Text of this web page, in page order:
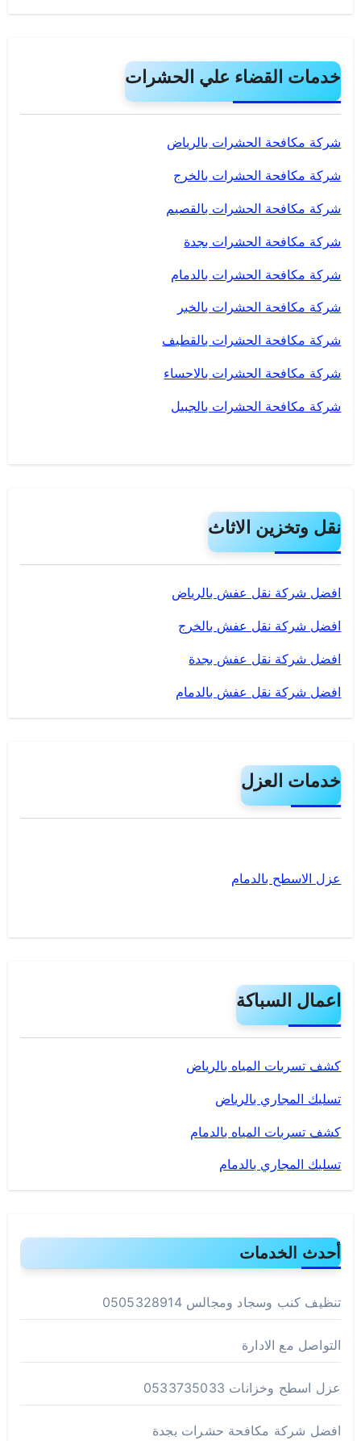
خدمات القضاء علي الحشرات
شركة مكافحة الحشرات بالرياض
شركة مكافحة الحشرات بالخرج
شركة مكافحة الحشرات بالقصيم
شركة مكافحة الحشرات بجدة
شركة مكافحة الحشرات بالدمام
شركة مكافحة الحشرات بالخبر
شركة مكافحة الحشرات بالقطيف
شركة مكافحة الحشرات بالاحساء
شركة مكافحة الحشرات بالجبيل
نقل وتخزين الاثاث
افضل شركة نقل عفش بالرياض
افضل شركة نقل عفش بالخرج
افضل شركة نقل عفش بجدة
افضل شركة نقل عفش بالدمام
خدمات العزل
عزل الاسطح بالدمام
اعمال السباكة
كشف تسربات المياه بالرياض
تسليك المجاري بالرياض
كشف تسربات المياه بالدمام
تسليك المجاري بالدمام
أحدث الخدمات
تنظيف كنب وسجاد ومجالس 0505328914
التواصل مع الادارة
عزل اسطح وخزانات 0533735033
افضل شركة مكافحة حشرات بجدة